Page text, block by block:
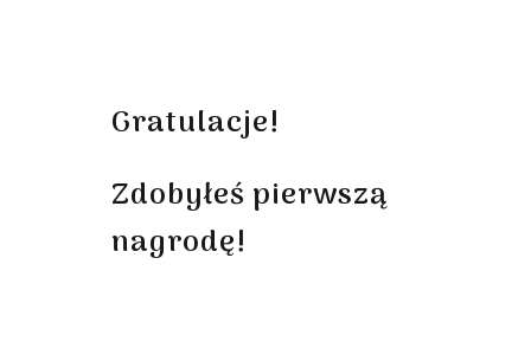
Gratulacje!
Zdobyłeś pierwszą
nagrodę!